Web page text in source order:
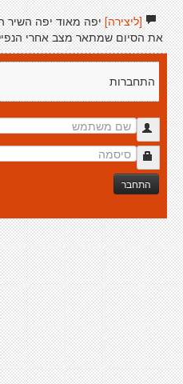
[ליצירה]יפה מאוד יפה השיר
את הסיום שמתאר מצב אחרי
התחברות
התחבר